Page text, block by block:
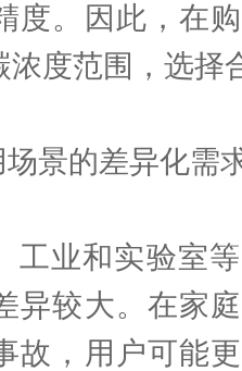
度。因此，在
浓度范围，选择
景的差异化需
业和实验室等
异较大。在家
故，用户可能